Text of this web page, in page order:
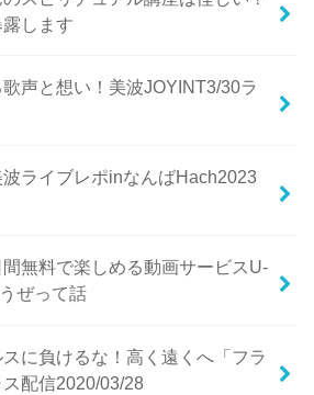
します
声と想い！美波JOYINT3/30ラ
波ライブレポinなんばHach2023
無料で楽しめる動画サービスU-
ぜって話
に負けるな！高く遠くへ「フラ
配信2020/03/28